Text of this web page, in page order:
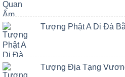
Tượng Phật A Di Đà
Tượng Địa Tạng